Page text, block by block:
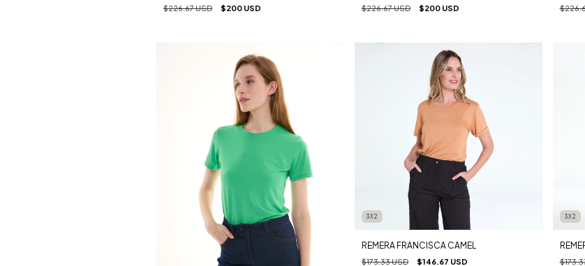
$226.67 USD $200 USD $226.67 USD $200 USD
3X2
REMERA FRANCISCA CAMEL
$173.33 USD $146.67 USD
3X2